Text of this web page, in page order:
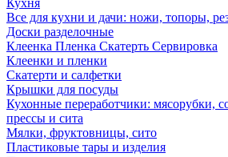
Кухня
Все для кухни и дачи: ножи, топоры,
Доски разделочные
Клеенка Пленка Скатерть Сервировка
Клеенки и пленки
Скатерти и салфетки
Крышки для посуды
Кухонные переработчики: мясорубки,
прессы и сита
Мялки, фруктовницы, сито
Пластиковые тары и изделия